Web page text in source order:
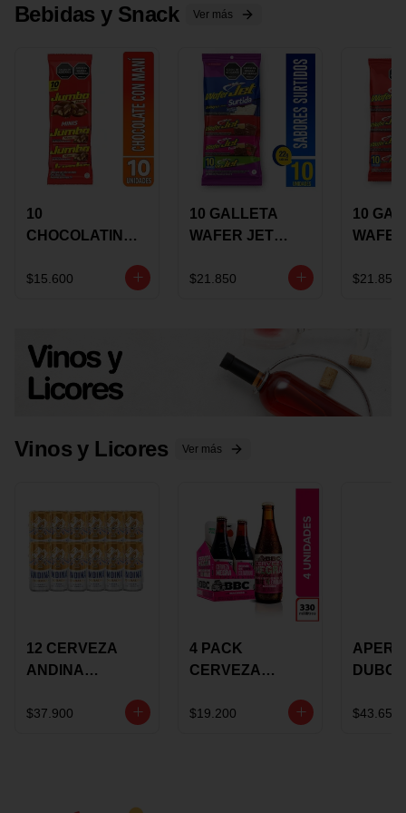
Bebidas y Snack Ver más
10
CHOCOLATINA
17 GRS
$15.600
10 GALLETA
WAFER JET
GRS
$21.850
10
GRS
$21.850
Vinos y Licores Ver más
12 CERVEZA
ANDINA
LATON
$37.900
4 PACK
CERVEZA
ROSE BBC
$19.200
VINO
$43.650